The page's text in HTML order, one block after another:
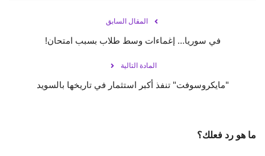
المقال السابق
في سوريا… إغماءات وسط طلاب بسبب امتحان!
المادة التالية
"مايكروسوفت" تنفذ أكبر استثمار في تاريخها بالسويد
ما هو رد فعلك؟